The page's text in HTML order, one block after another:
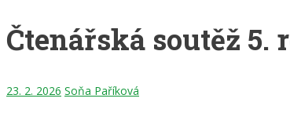
Čtenářská soutěž 5.
23. 2. 2026 Soňa Paříková